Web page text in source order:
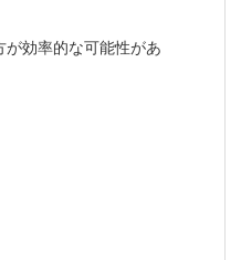
効率的な可能性があ